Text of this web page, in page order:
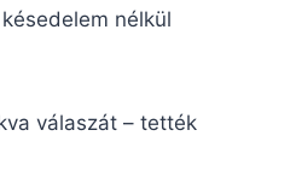
nélkül
válaszát – tették